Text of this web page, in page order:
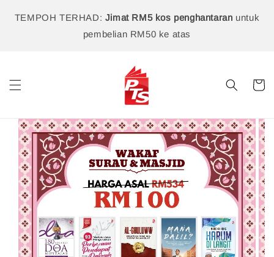
TEMPOH TERHAD: Jimat RM5 kos penghantaran untuk
pembelian RM50 ke atas